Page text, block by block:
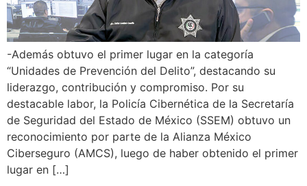
-Además obtuvo el primer lugar en la categoría
“Unidades de Prevención del Delito”, destacando su
liderazgo, contribución y compromiso. Por su
destacable labor, la Policía Cibernética de la Secretaría
de Seguridad del Estado de México (SSEM) obtuvo un
reconocimiento por parte de la Alianza México
Ciberseguro (AMCS), luego de haber obtenido el primer
lugar en […]